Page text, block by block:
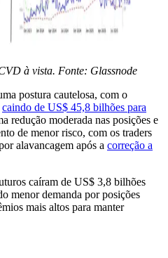
à vista. Fonte: Glassnode
postura cautelosa, com o
caindo de US$ 45,8 bilhões para
redução moderada nas posições e
de menor risco, com os traders
alavancagem após a correção a
caíram de US$ 3,8 bilhões
menor demanda por posições
mais altos para manter